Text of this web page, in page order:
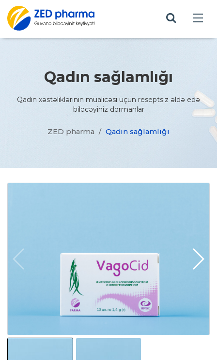
Qadın sağlamlığı
Qadın xəstəliklərinin müalicəsi üçün reseptsiz əldə edə
biləcəyiniz dərmanlar
ZED pharma / Qadın sağlamlığı